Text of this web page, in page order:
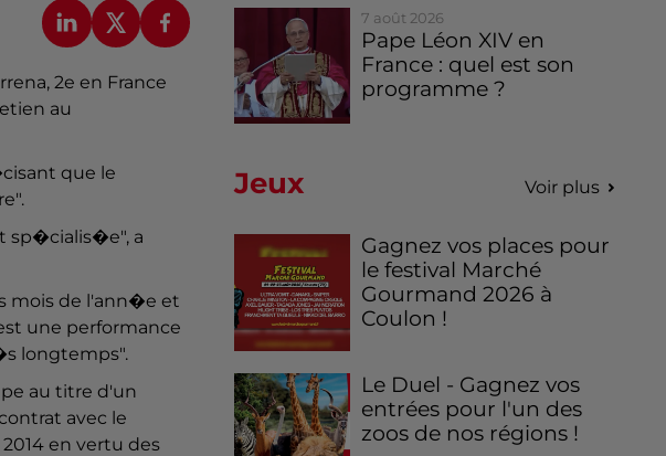
2e en France
au
que le
sp�cialis�e", a
mois de l'ann�e et
une performance
longtemps".
au titre d'un
avec le
en vertu des
7 août 2026
Pape Léon XIV en
France : quel est son
programme ?
Jeux Voir plus
Gagnez vos places pour
le festival Marché
Gourmand 2026 à
Coulon !
Le Duel - Gagnez vos
entrées pour l'un des
zoos de nos régions !